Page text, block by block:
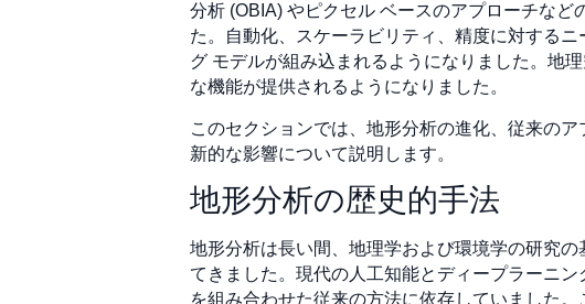
分析 (OBIA) やピクセル ベースのアプローチな
た。自動化、スケーラビリティ、精度に対する
グ モデルが組み込まれるようになりました。地
な機能が提供されるようになりました。
このセクションでは、地形分析の進化、従来の
新的な影響について説明します。
地形分析の歴史的手法
地形分析は長い間、地理学および環境学の研究
てきました。現代の人工知能とディープラーニ
を組み合わせた従来の方法に依存していました